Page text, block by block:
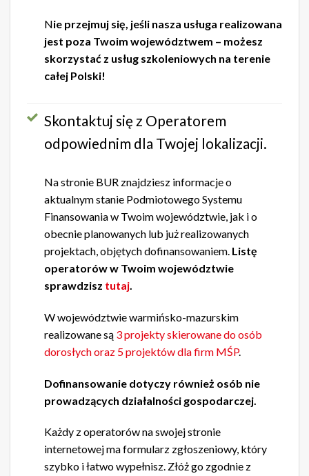
Nie przejmuj się, jeśli nasza usługa realizowana
jest poza Twoim województwem – możesz
skorzystać z usług szkoleniowych na terenie
całej Polski!
Skontaktuj się z Operatorem
odpowiednim dla Twojej lokalizacji.
Na stronie BUR znajdziesz informacje o
aktualnym stanie Podmiotowego Systemu
Finansowania w Twoim województwie, jak i o
obecnie planowanych lub już realizowanych
projektach, objętych dofinansowaniem. Listę
operatorów w Twoim województwie
sprawdzisz tutaj.
W województwie warmińsko-mazurskim
realizowane są 3 projekty skierowane do osób
dorosłych oraz 5 projektów dla firm MŚP.
Dofinansowanie dotyczy również osób nie
prowadzących działalności gospodarczej.
Każdy z operatorów na swojej stronie
internetowej ma formularz zgłoszeniowy, który
szybko i łatwo wypełnisz. Złóż go zgodnie z